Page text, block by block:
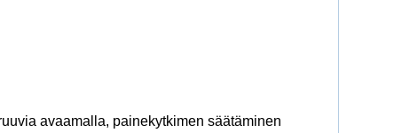
avaamalla, painekytkimen säätäminen